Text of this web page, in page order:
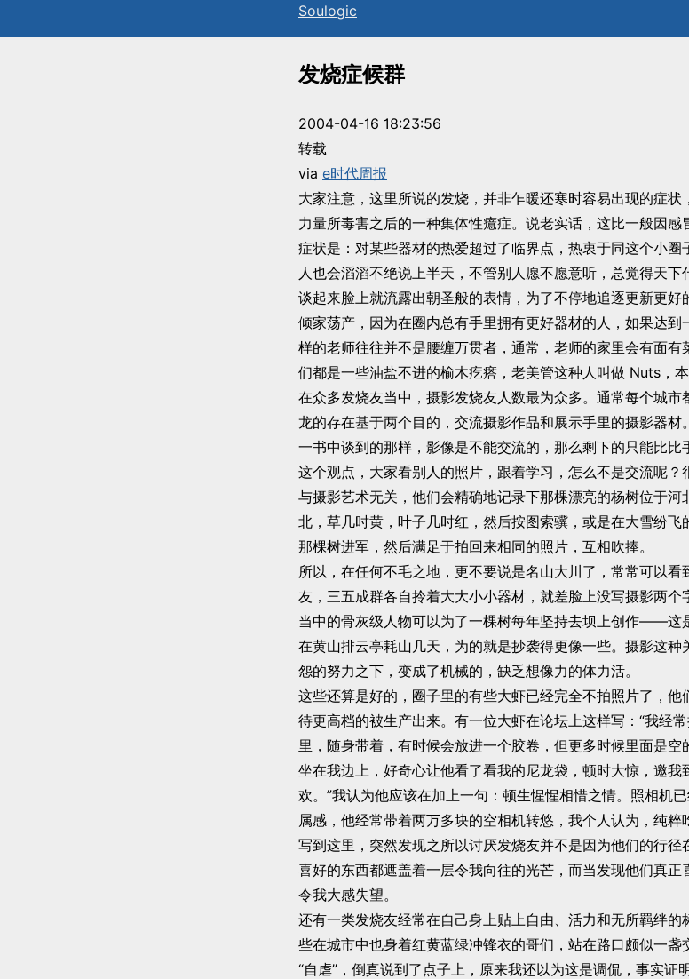
Soulogic
发烧症候群
2004-04-16 18:23:56
转载
via e时代周报
大家注意，这里所说的发烧，并非乍暖还寒时容易出现的症
力量所毒害之后的一种集体性癔症。说老实话，这比一般因
症状是：对某些器材的热爱超过了临界点，热衷于同这个小
人也会滔滔不绝说上半天，不管别人愿不愿意听，总觉得天下
谈起来脸上就流露出朝圣般的表情，为了不停地追逐更新更
倾家荡产，因为在圈内总有手里拥有更好器材的人，如果达
样的老师往往并不是腰缠万贯者，通常，老师的家里会有面
们都是一些油盐不进的榆木疙瘩，老美管这种人叫做 Nuts，本
在众多发烧友当中，摄影发烧友人数最为众多。通常每个城
龙的存在基于两个目的，交流摄影作品和展示手里的摄影器材
一书中谈到的那样，影像是不能交流的，那么剩下的只能比
这个观点，大家看别人的照片，跟着学习，怎么不是交流呢
与摄影艺术无关，他们会精确地记录下那棵漂亮的杨树位于
北，草几时黄，叶子几时红，然后按图索骥，或是在大雪纷
那棵树进军，然后满足于拍回来相同的照片，互相吹捧。
所以，在任何不毛之地，更不要说是名山大川了，常常可以
友，三五成群各自拎着大大小小器材，就差脸上没写摄影两
当中的骨灰级人物可以为了一棵树每年坚持去坝上创作——这
在黄山排云亭耗山几天，为的就是抄袭得更像一些。摄影这
怨的努力之下，变成了机械的，缺乏想像力的体力活。
这些还算是好的，圈子里的有些大虾已经完全不拍照片了，
待更高档的被生产出来。有一位大虾在论坛上这样写：“我经
里，随身带着，有时候会放进一个胶卷，但更多时候里面是空
坐在我边上，好奇心让他看了看我的尼龙袋，顿时大惊，邀
欢。”我认为他应该在加上一句：顿生惺惺相惜之情。照相机
属感，他经常带着两万多块的空相机转悠，我个人认为，纯粹
写到这里，突然发现之所以讨厌发烧友并不是因为他们的行
喜好的东西都遮盖着一层令我向往的光芒，而当发现他们真正
令我大感失望。
还有一类发烧友经常在自己身上贴上自由、活力和无所羁绊
些在城市中也身着红黄蓝绿冲锋衣的哥们，站在路口颇似一
“自虐”，倒真说到了点子上，原来我还以为这是调侃，事实证